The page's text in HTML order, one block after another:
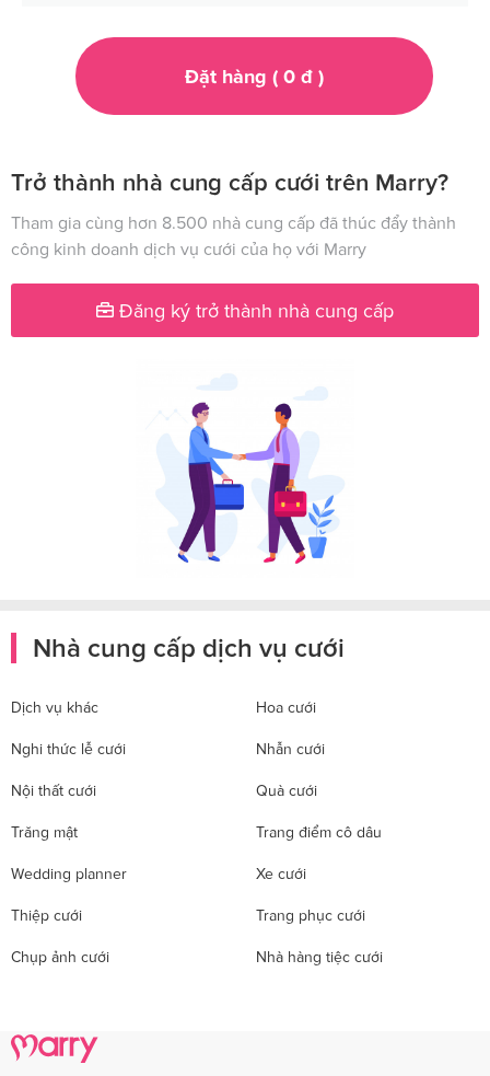
Đặt hàng ( 0đ )
Trở thành nhà cung cấp cưới trên Marry?
Tham gia cùng hơn 8.500 nhà cung cấp đã thúc đẩy thành
công kinh doanh dịch vụ cưới của họ với Marry
Đăng ký trở thành nhà cung cấp
Nhà cung cấp dịch vụ cưới
Dịch vụ khác Hoa cưới
Nghi thức lễ cưới Nhẫn cưới
Nội thất cưới Quà cưới
Trăng mật Trang điểm cô dâu
Wedding planner Xe cưới
Thiệp cưới Trang phục cưới
Chụp ảnh cưới Nhà hàng tiệc cưới